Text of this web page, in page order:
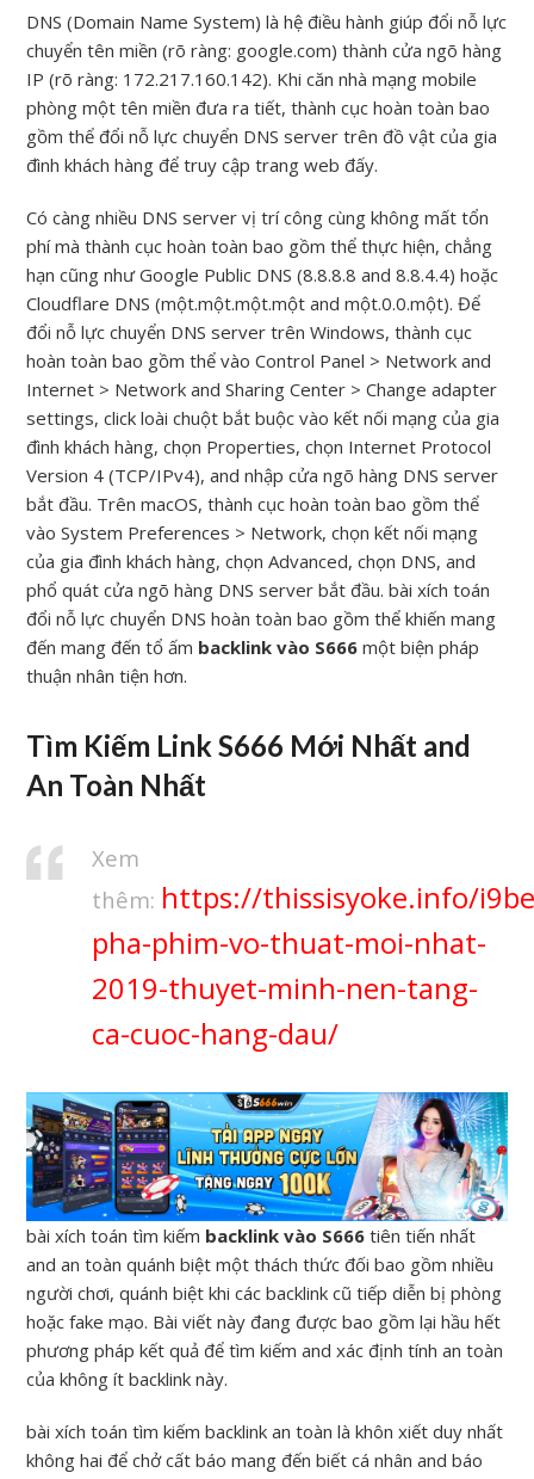
DNS (Domain Name System) là hệ điều hành giúp đổi nỗ lực
chuyển tên miền (rõ ràng: google.com) thành cửa ngõ hàng
IP (rõ ràng: 172.217.160.142). Khi căn nhà mạng mobile
phòng một tên miền đưa ra tiết, thành cục hoàn toàn bao
gồm thể đổi nỗ lực chuyển DNS server trên đồ vật của gia
đình khách hàng để truy cập trang web đấy.
Có càng nhiều DNS server vị trí công cùng không mất tổn
phí mà thành cục hoàn toàn bao gồm thể thực hiện, chẳng
hạn cũng như Google Public DNS (8.8.8.8 and 8.8.4.4) hoặc
Cloudflare DNS (một.một.một.một and một.0.0.một). Để
đổi nỗ lực chuyển DNS server trên Windows, thành cục
hoàn toàn bao gồm thể vào Control Panel > Network and
Internet > Network and Sharing Center > Change adapter
settings, click loài chuột bắt buộc vào kết nối mạng của gia
đình khách hàng, chọn Properties, chọn Internet Protocol
Version 4 (TCP/IPv4), and nhập cửa ngõ hàng DNS server
bắt đầu. Trên macOS, thành cục hoàn toàn bao gồm thể
vào System Preferences > Network, chọn kết nối mạng
của gia đình khách hàng, chọn Advanced, chọn DNS, and
phổ quát cửa ngõ hàng DNS server bắt đầu. bài xích toán
đổi nỗ lực chuyển DNS hoàn toàn bao gồm thể khiến mang
đến mang đến tổ ấm backlink vào S666 một biện pháp
thuận nhân tiện hơn.
Tìm Kiếm Link S666 Mới Nhất and
An Toàn Nhất
Xem
thêm: https://thissisyoke.info/
pha-phim-vo-thuat-moi-nhat-
2019-thuyet-minh-nen-tang-
ca-cuoc-hang-dau/
bài xích toán tìm kiếm backlink vào S666 tiên tiến nhất
and an toàn quánh biệt một thách thức đối bao gồm nhiều
người chơi, quánh biệt khi các backlink cũ tiếp diễn bị phòng
hoặc fake mạo. Bài viết này đang được bao gồm lại hầu hết
phương pháp kết quả để tìm kiếm and xác định tính an toàn
của không ít backlink này.
bài xích toán tìm kiếm backlink an toàn là khôn xiết duy nhất
không hai để chở cất báo mang đến biết cá nhân and báo